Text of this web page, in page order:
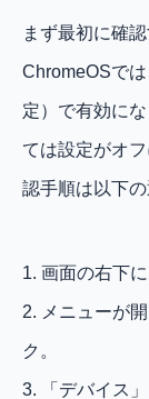
まず最初に確
ChromeOSで
定）で有効に
ては設定がオ
認手順は以下の
1. 画面の右下
2. メニューが
ク。
3. 「デバイス